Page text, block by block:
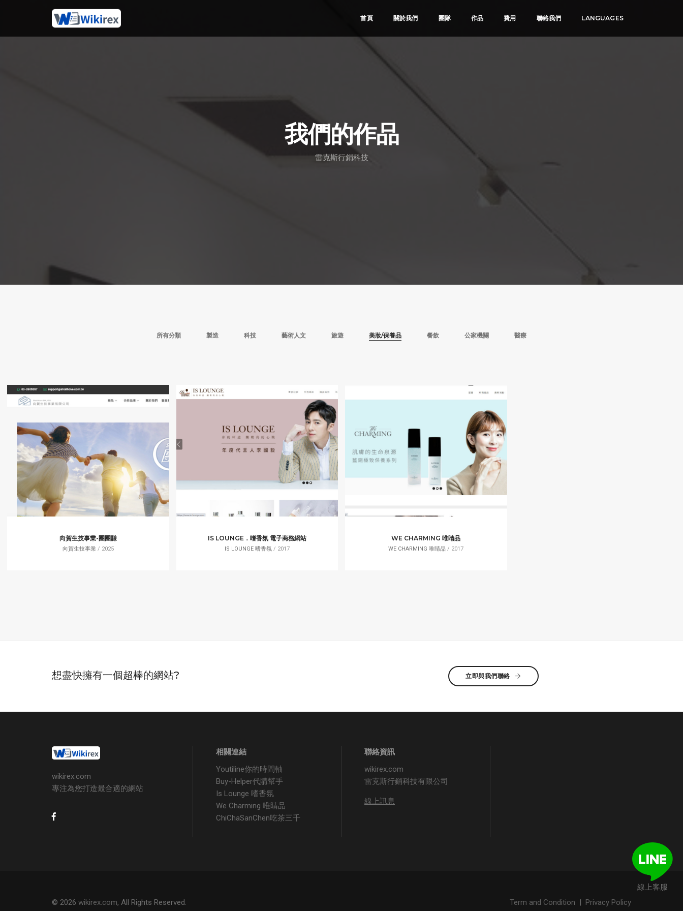
首頁 關於我們 團隊 作品 費用 聯絡我們 LANGUAGES
我們的作品
雷克斯行銷科技
所有分類 製造 科技 藝術人文 旅遊 美妝/保養品 餐飲 公家機關 醫療
向賀生技事業-團團賺
向賀生技事業/ 2025
IS LOUNGE．嗜香氛 電子商務網站
IS LOUNGE 嗜香氛/ 2017
WE CHARMING 唯睛品
WE CHARMING 唯睛品 / 2017
想盡快擁有一個超棒的網站? 立即與我們聯絡
wikirex.com
專注為您打造最合適的網站
相關連結
Youtiline你的時間軸
Buy-Helper代購幫手
Is Lounge 嗜香氛
We Charming 唯睛品
ChiChaSanChen吃茶三千
聯絡資訊
wikirex.com
雷克斯行銷科技有限公司
線上訊息
© 2026 wikirex.com, All Rights Reserved. Term and Condition | Privacy Policy
線上客服